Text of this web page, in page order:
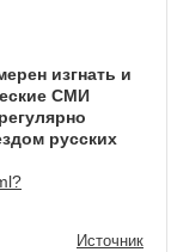
изгнать и
СМИ
русских
Источник